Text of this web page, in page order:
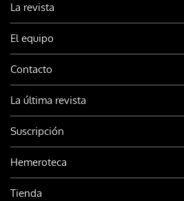
La revista
El equipo
Contacto
La última revista
Suscripción
Hemeroteca
Tienda